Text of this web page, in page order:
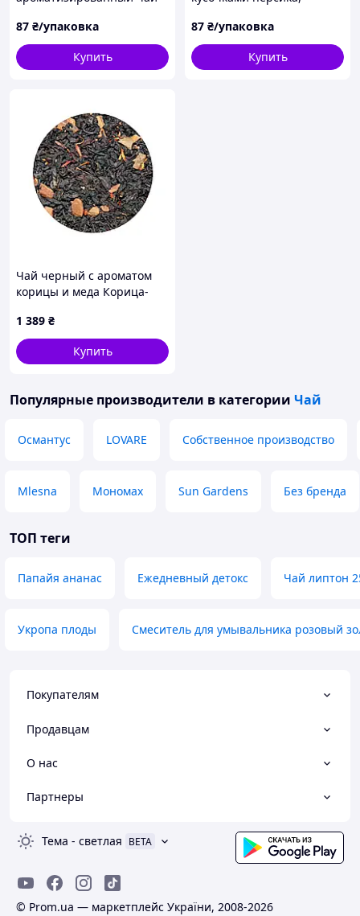
кусочками абрикоса и
лепестками календулы. 50
г
87 ₴/упаковка
Купить
50 г
87 ₴/упаковка
Купить
Чай черный с ароматом
корицы и меда Корица-
2026
1 389 ₴
Купить
Популярные производители в категории Чай
Османтус LOVARE Собственное производство
Mlesna Мономах Sun Gardens Без бренда
ТОП теги
Папайя ананас Ежедневный детокс Чай липтон
Укропа плоды Смеситель для умывальника розовый
Покупателям
Продавцам
О нас
Партнеры
Тема - светлая BETA
© Prom.ua — маркетплейс України, 2008-2026